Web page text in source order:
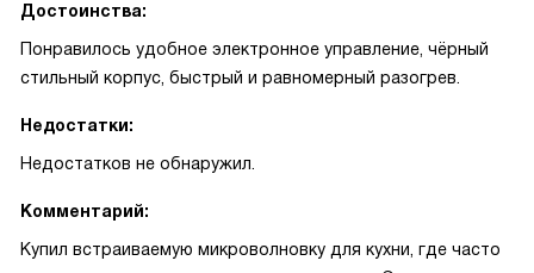
Достоинства:
Понравилось удобное электронное управление, чёрный
стильный корпус, быстрый и равномерный разогрев.
Недостатки:
Недостатков не обнаружил.
Комментарий:
Купил встраиваемую микроволновку для кухни, где часто